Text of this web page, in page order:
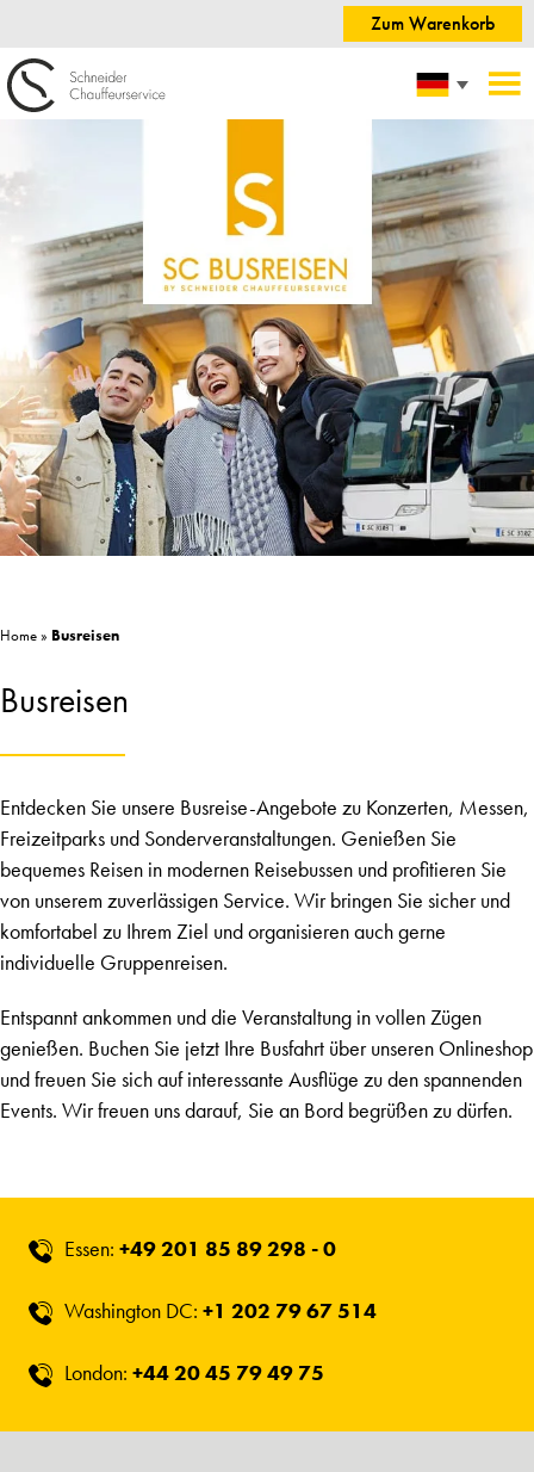
Zum Warenkorb
Home» Busreisen
Busreisen
Entdecken Sie unsere Busreise-Angebote zu Konzerten, Messen,
Freizeitparks und Sonderveranstaltungen. Genießen Sie
bequemes Reisen in modernen Reisebussen und profitieren Sie
von unserem zuverlässigen Service. Wir bringen Sie sicher und
komfortabel zu Ihrem Ziel und organisieren auch gerne
individuelle Gruppenreisen.
Entspannt ankommen und die Veranstaltung in vollen Zügen
genießen. Buchen Sie jetzt Ihre Busfahrt über unseren Onlineshop
und freuen Sie sich auf interessante Ausflüge zu den spannenden
Events. Wir freuen uns darauf, Sie an Bord begrüßen zu dürfen.
Essen:+49 201 85 89 298 - 0
Washington DC:+1 202 79 67 514
London:+44 20 45 79 49 75